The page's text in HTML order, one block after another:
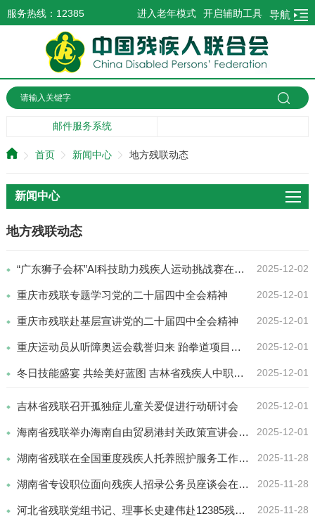
服务热线：12385 导航
开启辅助工具
进入老年模式
邮件服务系统
首页 新闻中心 地方残联动态
新闻中心
地方残联动态
2025-12-02
“广东狮子会杯”AI科技助力残疾人运动挑战赛在广州成功举办
2025-12-01
重庆市残联专题学习党的二十届四中全会精神
2025-12-01
重庆市残联赴基层宣讲党的二十届四中全会精神
2025-12-01
重庆运动员从听障奥运会载誉归来 跆拳道项目创历史最佳成绩
2025-12-01
冬日技能盛宴 共绘美好蓝图 吉林省残疾人中职校第七届学生职业技能竞赛圆满落幕
2025-12-01
吉林省残联召开孤独症儿童关爱促进行动研讨会
2025-12-01
海南省残联举办海南自由贸易港封关政策宣讲会 推动残疾人事业融入自贸港发展大局
2025-11-28
湖南省残联在全国重度残疾人托养照护服务工作推进视频会上作经验交流
2025-11-28
湖南省专设职位面向残疾人招录公务员座谈会在长沙召开
2025-11-28
河北省残联党组书记、理事长史建伟赴12385残疾人服务热线调研